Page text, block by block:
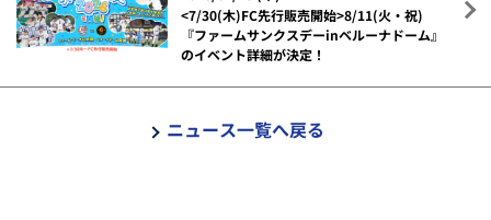
<7/30(木)FC先行販売開始>8/11(火・祝)
『ファームサンクスデーinベルーナドーム』
のイベント詳細が決定！
ニュース一覧へ戻る